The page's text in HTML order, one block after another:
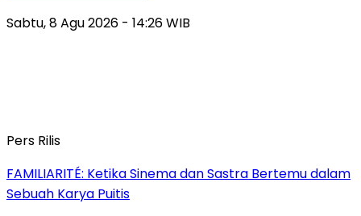
Sabtu, 8 Agu 2026 - 14:26 WIB
Pers Rilis
FAMILIARITÉ: Ketika Sinema dan Sastra Bertemu dalam
Sebuah Karya Puitis